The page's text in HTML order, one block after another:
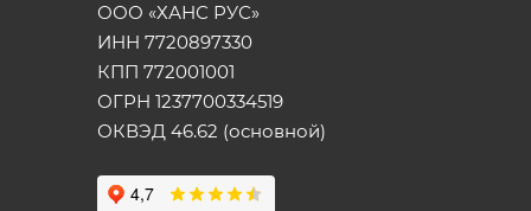
ООО «ХАНС РУС»
ИНН 7720897330
КПП 772001001
ОГРН 1237700334519
ОКВЭД 46.62 (основной)